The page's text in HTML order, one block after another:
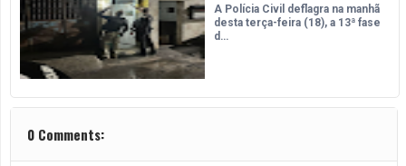
A Polícia Civil deflagra na manhã
desta terça-feira (18), a 13ª fase
d…
0 Comments: